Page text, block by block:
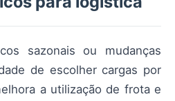
sazonais ou mudanças
de escolher cargas por
a utilização de frota e